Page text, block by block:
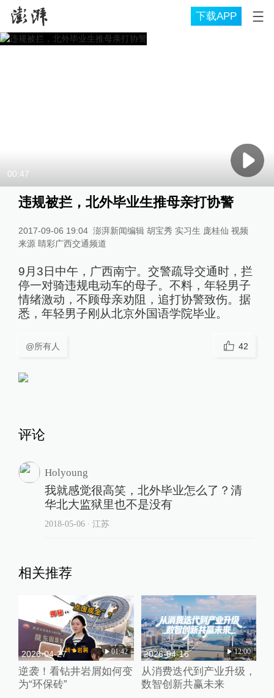
下载APP
00:47
违规被拦，北外毕业生推母亲打协警
2017-09-06 19:04 澎湃新闻编辑 胡宝秀 实习生 庞桂仙 视频
来源 睛彩广西交通频道
9月3日中午，广西南宁。交警疏导交通时，拦
停一对骑违规电动车的母子。不料，年轻男子
情绪激动，不顾母亲劝阻，追打协警致伤。据
悉，年轻男子刚从北京外国语学院毕业。
@所有人 42
评论
Holyoung
我就感觉很高笑，北外毕业怎么了？清
华北大监狱里也不是没有
2018-05-06∙ 江苏
相关推荐
2026-04-27 01:42
逆袭！看钻井岩屑如何变
为“环保砖”
2026-04-16 12:00
从消费迭代到产业升级，
数智创新共赢未来